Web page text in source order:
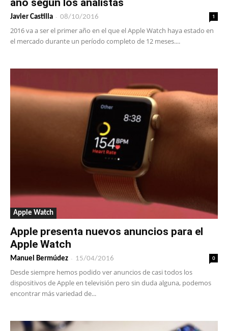
año según los analistas
Javier Castilla - 08/10/2016 1
2016 va a ser el primer año en el que el Apple Watch haya estado en
el mercado durante un período completo de 12 meses....
Apple Watch
Apple presenta nuevos anuncios para el
Apple Watch
Manuel Bermúdez - 15/04/2016 0
Desde siempre hemos podido ver anuncios de casi todos los
dispositivos de Apple en televisión pero sin duda alguna, podemos
encontrar más variedad de...